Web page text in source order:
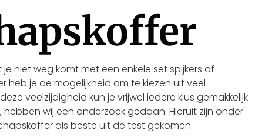
niet weg komt met een enkele set spijkers of
je de mogelijkheid om te kiezen uit veel
veelzijdigheid kun je vrijwel iedere klus gemakkelijk
wij een onderzoek gedaan. Hieruit zijn onder
als beste uit de test gekomen.